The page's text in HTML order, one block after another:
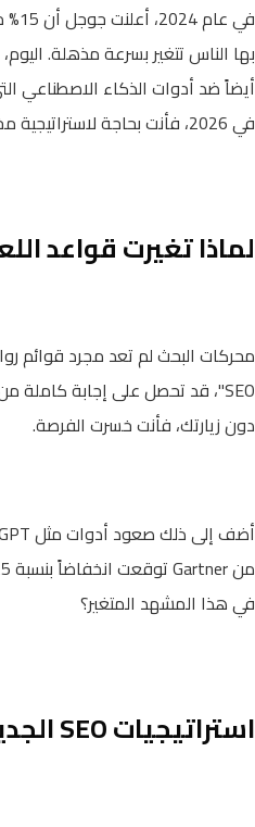
بها الناس تتغير بسرعة مذهلة.
أيضاً ضد أدوات الذكاء الاصطناعي
في 2026، فأنت بحاجة لاستراتيجية مختلفة تماماً.
لماذا تغيرت قواعد
محركات البحث لم تعد مجرد قوائم
دون زيارتك، فأنت خسرت الفرصة.
في هذا المشهد المتغير؟
استراتيجيات SEO الجديدة التي تحتاجها الآن